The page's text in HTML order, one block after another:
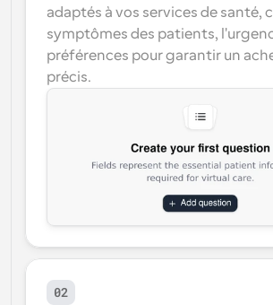
adaptés à vos services de santé,
symptômes des patients,
préférences pour garantir un
précis.
02